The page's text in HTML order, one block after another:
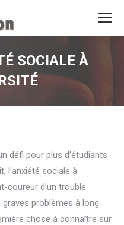
SOCIALE À
défi pour plus d’étudiants
l’anxiété sociale à
coureur d’un trouble
problèmes à long
chose à connaître sur